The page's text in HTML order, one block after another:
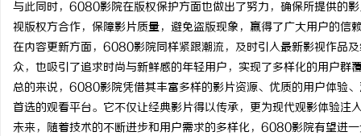
与此同时，6080影院在版权保护方面也做出了努力，确保所提供的
视版权方合作，保障影片质量，避免盗版现象，赢得了广大用户的信
在内容更新方面，6080影院同样紧跟潮流，及时引入最新影视作品
众，也吸引了追求时尚与新鲜感的年轻用户，实现了多样化的用户群
总的来说，6080影院凭借其丰富多样的影片资源、优质的用户体验
首选的观看平台。它不仅让经典影片得以传承，更为现代观影体验注
未来，随着技术的不断进步和用户需求的多样化，6080影院有望进
京考研机构避坑指南，怎么选不踩雷？ 武汉配眼镜 上海配眼镜